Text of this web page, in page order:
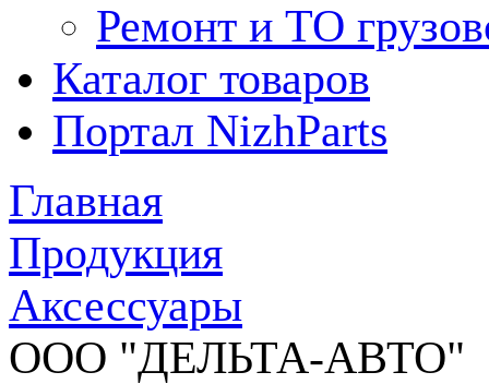
Ремонт и ТО
Каталог товаров
Портал NizhParts
Главная
Продукция
Аксессуары
ООО "ДЕЛЬТА-АВТО"